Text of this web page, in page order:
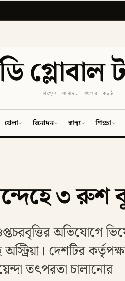
গ্লোবাল
বিশ্বের সংবাদ, বাংলার কণ্ঠ
খেলা বিনোদন স্বাস্থ্য শিক্ষা
৩ রুশ
অভিযোগে
অস্ট্রিয়া। দেশটির
তৎপরতা চালানোর